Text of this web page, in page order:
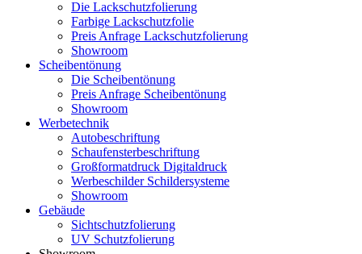
Die Lackschutzfolierung
Farbige Lackschutzfolie
Preis Anfrage Lackschutzfolierung
Showroom
Scheibentönung
Die Scheibentönung
Preis Anfrage Scheibentönung
Showroom
Werbetechnik
Autobeschriftung
Schaufensterbeschriftung
Großformatdruck Digitaldruck
Werbeschilder Schildersysteme
Showroom
Gebäude
Sichtschutzfolierung
UV Schutzfolierung